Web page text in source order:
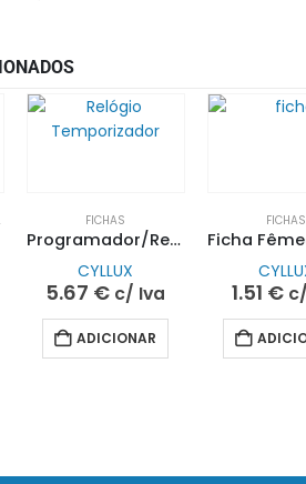
FICHAS
Programador/Relógio Diário com Terra 10/16A 250V~ | CYLLUX
CYLLUX
5.67 € c/ Iva
ADICIONAR
FICHAS
1.51 €